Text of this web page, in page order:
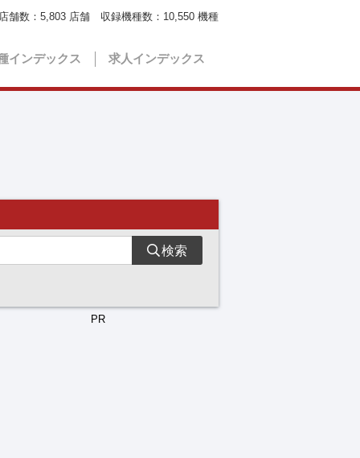
インデックス 求人インデックス
舗数： 5,803 店舗 収録機種数： 10,550 機種
検索
PR